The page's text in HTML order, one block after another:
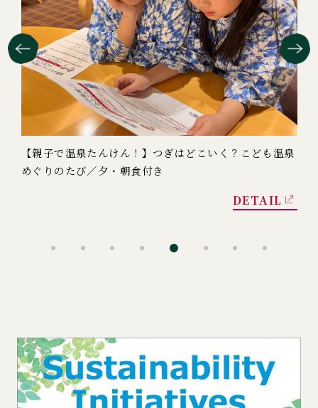
【親子で温泉たんけん！】つぎはどこいく？こども温泉
めぐりのたび／夕・朝食付き
DETAIL